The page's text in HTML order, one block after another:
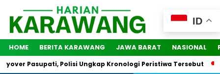
HOME BERITA KARAWANG JAWA BARAT NASIONAL
Pasupati, Polisi Ungkap Kronologi Peristiwa Tersebut 2
ID